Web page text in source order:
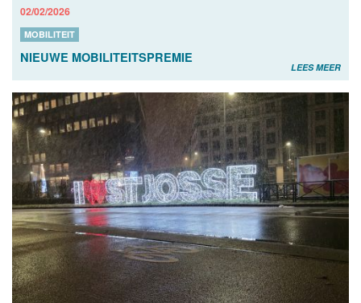
02/02/2026
MOBILITEIT
NIEUWE MOBILITEITSPREMIE
LEES MEER